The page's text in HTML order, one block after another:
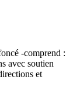
-comprend :
avec soutien
et